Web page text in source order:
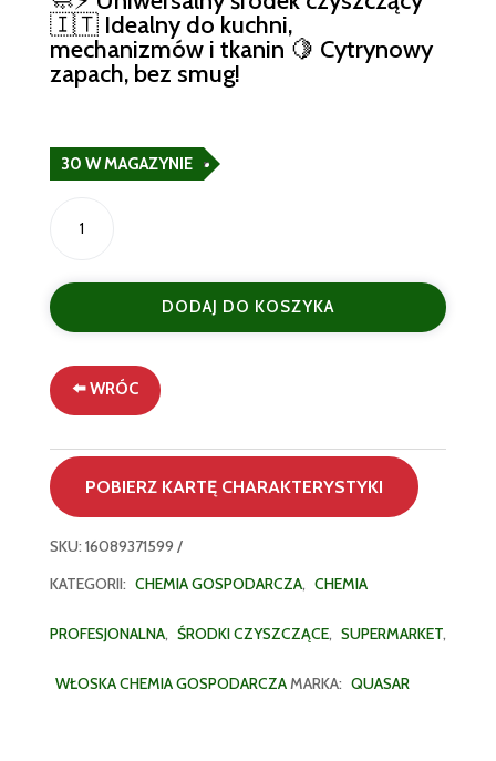
🇮🇹 Idealny do kuchni,
mechanizmów i tkanin 🍋 Cytrynowy
zapach, bez smug!
30 W MAGAZYNIE
Quasar
do
Czyszczenia
Wielofunkcyjnego
580
ml
–
Uniwersalna
Formuła
DODAJ DO KOSZYKA
⬅️ WRÓC
POBIERZ KARTĘ CHARAKTERYSTYKI
SKU:16089371599
KATEGORII: CHEMIA GOSPODARCZA, CHEMIA
PROFESJONALNA, ŚRODKI CZYSZCZĄCE, SUPERMARKET,
WŁOSKA CHEMIA GOSPODARCZAMARKA: QUASAR